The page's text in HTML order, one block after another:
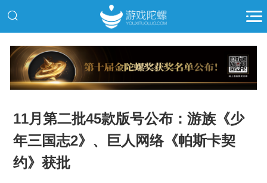
推广
11月第二批45款版号公布：游族《少
年三国志2》、巨人网络《帕斯卡契
约》获批